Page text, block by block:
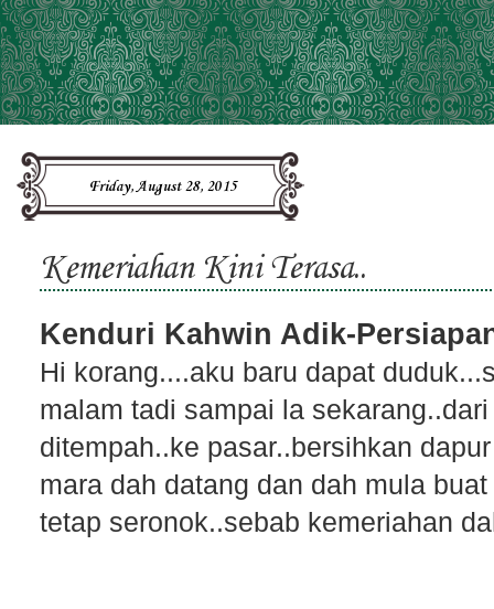
Friday, August 28, 2015
Kemeriahan Kini Terasa..
Kenduri Kahwin Adik-
Hi korang....aku baru dapat
malam tadi sampai la
ditempah..ke pasar..bersihkan
mara dah datang dan dah mula
tetap seronok..sebab kemeriahan